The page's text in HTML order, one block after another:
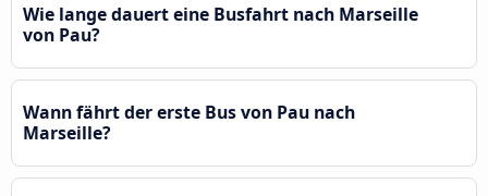
Wie lange dauert eine Busfahrt nach Marseille
von Pau?
Wann fährt der erste Bus von Pau nach
Marseille?